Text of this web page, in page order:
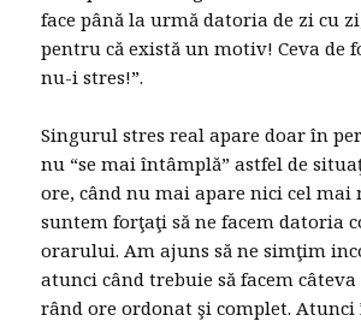
face până la urmă datoria de zi cu
pentru că există un motiv! Ceva de
nu-i stres!”.
Singurul stres real apare doar în
nu “se mai întâmplă” astfel de
ore, când nu mai apare nici cel mai
suntem forţaţi să ne facem datoria
orarului. Am ajuns să ne simţim
atunci când trebuie să facem
rând ore ordonat şi complet. Atunci